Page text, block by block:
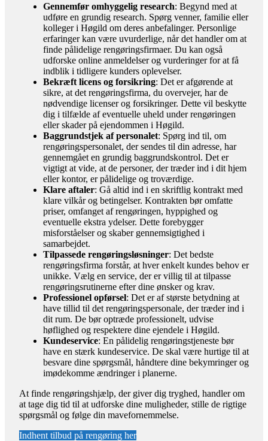
Gennemfør omhyggelig research: Begynd med at
udføre en grundig research. Spørg venner, familie eller
kolleger i Høgild om deres anbefalinger. Personlige
erfaringer kan være uvurderlige, når det handler om at
finde pålidelige rengøringsfirmaer. Du kan også
udforske online anmeldelser og vurderinger for at få
indblik i tidligere kunders oplevelser.
Bekræft licens og forsikring: Det er afgørende at
sikre, at det rengøringsfirma, du overvejer, har de
nødvendige licenser og forsikringer. Dette vil beskytte
dig i tilfælde af eventuelle uheld under rengøringen
eller skader på ejendommen i Høgild.
Baggrundstjek af personalet: Spørg ind til, om
rengøringspersonalet, der sendes til din adresse, har
gennemgået en grundig baggrundskontrol. Det er
vigtigt at vide, at de personer, der træder ind i dit hjem
eller kontor, er pålidelige og troværdige.
Klare aftaler: Gå altid ind i en skriftlig kontrakt med
klare vilkår og betingelser. Kontrakten bør omfatte
priser, omfanget af rengøringen, hyppighed og
eventuelle ekstra ydelser. Dette forebygger
misforståelser og skaber gennemsigtighed i
samarbejdet.
Tilpassede rengøringsløsninger: Det bedste
rengøringsfirma forstår, at hver enkelt kundes behov er
unikke. Vælg en service, der er villig til at tilpasse
rengøringsrutinerne efter dine ønsker og krav.
Professionel opførsel: Det er af største betydning at
have tillid til det rengøringspersonale, der træder ind i
dit rum. De bør optræde professionelt, udvise
høflighed og respektere dine ejendele i Høgild.
Kundeservice: En pålidelig rengøringstjeneste bør
have en stærk kundeservice. De skal være hurtige til at
besvare dine spørgsmål, håndtere dine bekymringer og
imødekomme ændringer i planerne.
At finde rengøringshjælp, der giver dig tryghed, handler om
at tage dig tid til at udforske dine muligheder, stille de rigtige
spørgsmål og følge din mavefornemmelse.
Indhent tilbud på rengøring her